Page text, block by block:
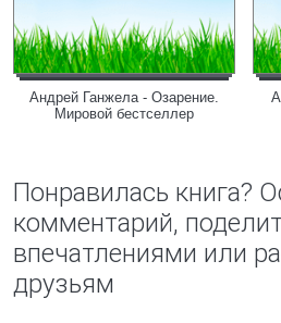
Андрей Ганжела - Озарение.
Мировой бестселлер
Понравилась книга?
комментарий,
впечатлениями или
друзьям